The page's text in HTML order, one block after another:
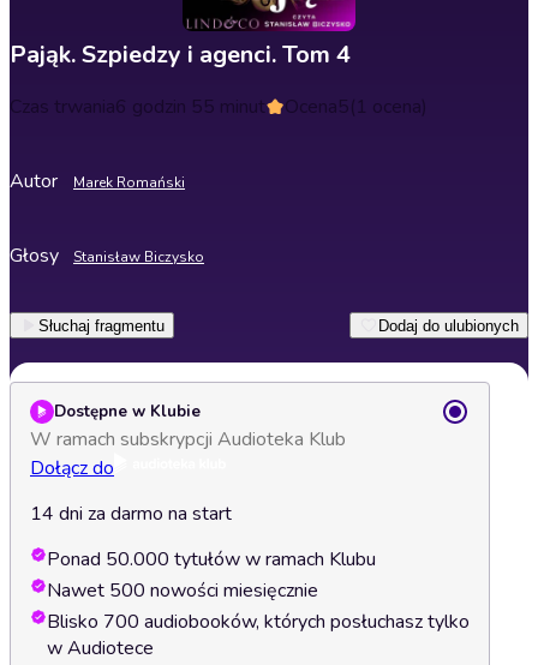
Pająk. Szpiedzy i agenci. Tom 4
Czas trwania6 godzin 55 minut Ocena5(1 ocena)
Autor Marek Romański
Głosy Stanisław Biczysko
Słuchaj fragmentu Dodaj do ulubionych
Dostępne w Klubie
W ramach subskrypcji Audioteka Klub
Dołącz do
14 dni za darmo na start
Ponad 50.000 tytułów w ramach Klubu
Nawet 500 nowości miesięcznie
Blisko 700 audiobooków, których posłuchasz tylko
w Audiotece